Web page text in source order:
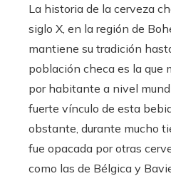
La historia de la cerveza
siglo X, en la región de
mantiene su tradición
población checa es la que
por habitante a nivel
fuerte vínculo de esta
obstante, durante mucho
fue opacada por otras
como las de Bélgica y